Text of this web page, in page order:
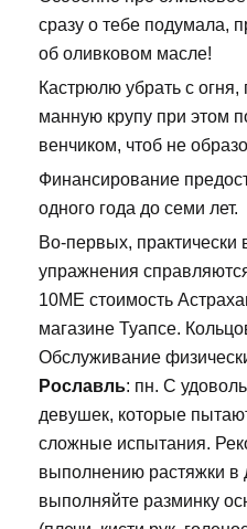
сразу о тебе подумала,
об оливковом масле!
Кастрюлю убрать с
манную крупу при этом
венчиком, чтоб не
Финансирование
одного года до семи лет.
Во-первых, практически
упражнения
10ME стоимость
магазине Туапсе.
Обслуживание
Рославль: пн. С
девушек, которые
сложные испытания.
выполнению растяжки в
выполняйте разминку